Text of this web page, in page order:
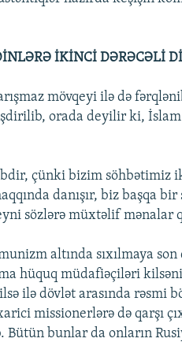
İKİNCİ DƏRƏCƏLİ
mövqeyi ilə də
orada deyilir ki,
çünki bizim söhbətimiz
danışır, biz başqa
sözlərə müxtəlif mənalar
altında sıxılmaya
hüquq müdafiəçiləri
ilə dövlət arasında rəsmi
missionerlərə də qarşı
Bütün bunlar da onların